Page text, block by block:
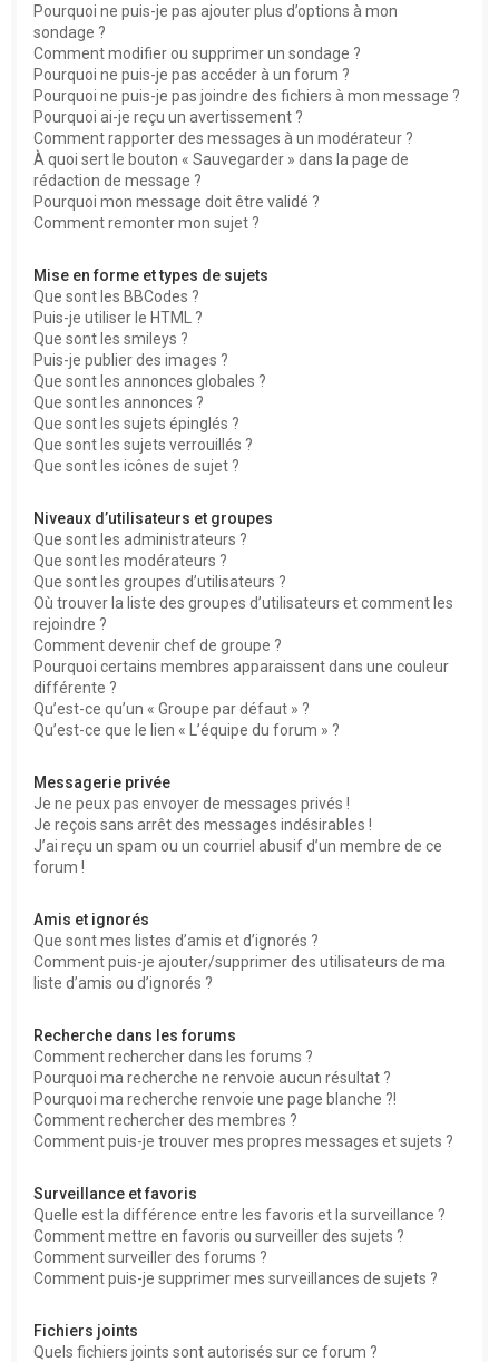
Pourquoi ne puis-je pas ajouter plus d’options à mon
sondage ?
Comment modifier ou supprimer un sondage ?
Pourquoi ne puis-je pas accéder à un forum ?
Pourquoi ne puis-je pas joindre des fichiers à mon message ?
Pourquoi ai-je reçu un avertissement ?
Comment rapporter des messages à un modérateur ?
À quoi sert le bouton « Sauvegarder » dans la page de
rédaction de message ?
Pourquoi mon message doit être validé ?
Comment remonter mon sujet ?
Mise en forme et types de sujets
Que sont les BBCodes ?
Puis-je utiliser le HTML ?
Que sont les smileys ?
Puis-je publier des images ?
Que sont les annonces globales ?
Que sont les annonces ?
Que sont les sujets épinglés ?
Que sont les sujets verrouillés ?
Que sont les icônes de sujet ?
Niveaux d’utilisateurs et groupes
Que sont les administrateurs ?
Que sont les modérateurs ?
Que sont les groupes d’utilisateurs ?
Où trouver la liste des groupes d’utilisateurs et comment les
rejoindre ?
Comment devenir chef de groupe ?
Pourquoi certains membres apparaissent dans une couleur
différente ?
Qu’est-ce qu’un « Groupe par défaut » ?
Qu’est-ce que le lien « L’équipe du forum » ?
Messagerie privée
Je ne peux pas envoyer de messages privés !
Je reçois sans arrêt des messages indésirables !
J’ai reçu un spam ou un courriel abusif d’un membre de ce
forum !
Amis et ignorés
Que sont mes listes d’amis et d’ignorés ?
Comment puis-je ajouter/supprimer des utilisateurs de ma
liste d’amis ou d’ignorés ?
Recherche dans les forums
Comment rechercher dans les forums ?
Pourquoi ma recherche ne renvoie aucun résultat ?
Pourquoi ma recherche renvoie une page blanche ?!
Comment rechercher des membres ?
Comment puis-je trouver mes propres messages et sujets ?
Surveillance et favoris
Quelle est la différence entre les favoris et la surveillance ?
Comment mettre en favoris ou surveiller des sujets ?
Comment surveiller des forums ?
Comment puis-je supprimer mes surveillances de sujets ?
Fichiers joints
Quels fichiers joints sont autorisés sur ce forum ?